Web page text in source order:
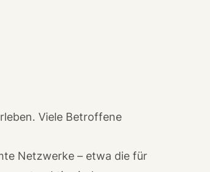
Viele Betroffene
Netzwerke – etwa die für